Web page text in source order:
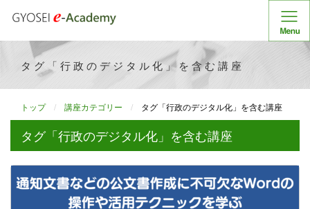
タグ「行政のデジタル化」を含む講座
トップ 講座カテゴリー タグ「行政のデジタル化」を含む講座
タグ「行政のデジタル化」を含む講座